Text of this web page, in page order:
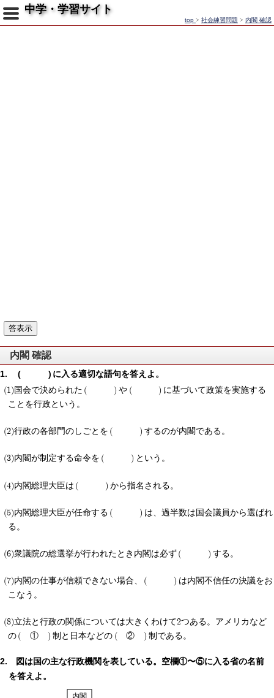
中学・学習サイト
top > 社会練習問題 > 内閣 確認
内閣 確認
に入る適切な語句を答えよ。
国会で決められた や
に基づいて政策を実施する
ことを行政という。
行政の各部門のしごとを するのが内閣である。
内閣が制定する命令を という。
内閣総理大臣は から指名される。
内閣総理大臣が任命する
は、過半数は国会議員から選ばれ
る。
衆議院の総選挙が行われたとき内閣は必ず する。
内閣の仕事が信頼できない場合、
は内閣不信任の決議をお
こなう。
立法と行政の関係については大きくわけて2つある。アメリカなど
の
① 制と日本などの ② 制である。
図は国の主な行政機関を表している。空欄①〜⑤に入る省の名前
を答えよ。
内閣